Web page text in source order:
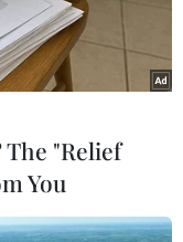
The "Relief
You